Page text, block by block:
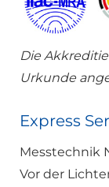
Die
Urkunde
Express
Messtechnik
Vor der